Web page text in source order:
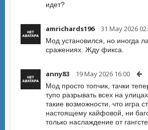
идет?
amrichards196 31 May 2026
Мод установился, но иногда
сражениях. Жду фикса.
anny83 19 May 2026 16:00
Мод просто топчик, тачки
тупо разрывать всех на
такие возможности, что игра
настоящему кайфовой, ни
только наслаждение от